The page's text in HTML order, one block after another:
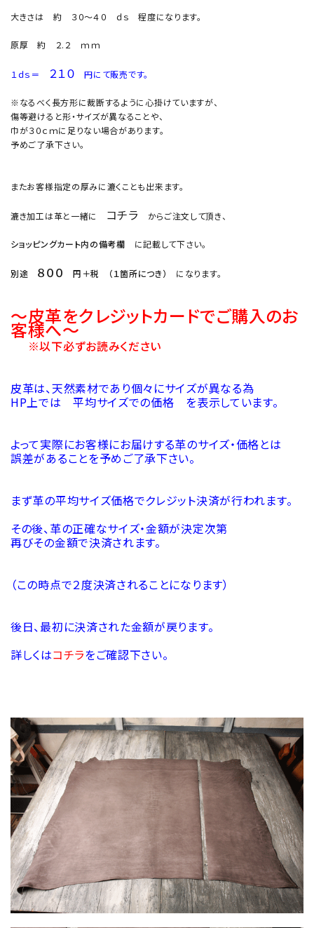
大きさは 約 ３０～４０ ｄｓ 程度になります。
原厚 約 ２.２ ｍｍ
１ｄｓ＝ ２１０ 円にて販売です。
※なるべく長方形に裁断するように心掛けていますが、
傷等避けると形・サイズが異なることや、
巾が３０ｃｍに足りない場合があります。
予めご了承下さい。
またお客様指定の厚みに漉くことも出来ます。
漉き加工は革と一緒に コチラ からご注文して頂き、
ショッピングカート内の備考欄 に記載して下さい。
別途 ８００ 円＋税 （１箇所につき） になります。
～皮革をクレジットカードでご購入のお
客様へ～
※以下必ずお読みください
皮革は、天然素材であり個々にサイズが異なる為
HP上では 平均サイズでの価格 を表示しています。
よって実際にお客様にお届けする革のサイズ・価格とは
誤差があることを予めご了承下さい。
まず革の平均サイズ価格でクレジット決済が行われます。
その後、革の正確なサイズ・金額が決定次第
再びその金額で決済されます。
（この時点で２度決済されることになります）
後日、最初に決済された金額が戻ります。
詳しくはコチラをご確認下さい。